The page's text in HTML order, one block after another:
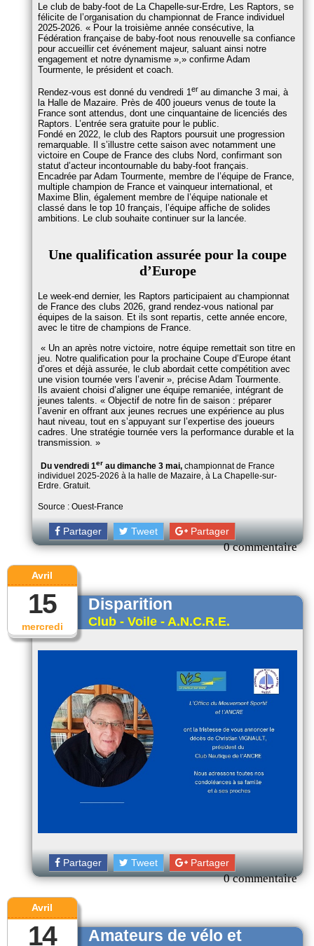
Le club de baby-foot de La Chapelle-sur-Erdre, Les Raptors, se
félicite de l’organisation du championnat de France individuel
2025-2026.
Pour la troisième année consécutive, la
Fédération française de baby-foot nous renouvelle sa confiance
pour accueillir cet événement majeur, saluant ainsi notre
engagement et notre dynamisme »,
confirme Adam
Tourmente, le président et coach.
Rendez-vous est donné du vendredi 1er au dimanche 3 mai, à
la Halle de Mazaire. Près de 400 joueurs venus de toute la
France sont attendus, dont une cinquantaine de licenciés des
Raptors. L’entrée sera gratuite pour le public.
Fondé en 2022, le club des Raptors poursuit une progression
remarquable. Il s’illustre cette saison avec notamment une
victoire en Coupe de France des clubs Nord, confirmant son
statut d’acteur incontournable du baby-foot français.
Encadrée par Adam Tourmente, membre de l’équipe de France,
multiple champion de France et vainqueur international, et
Maxime Blin, également membre de l’équipe nationale et
classé dans le top 10 français, l’équipe affiche de solides
ambitions. Le club souhaite continuer sur la lancée.
Une qualification assurée pour la coupe
d’Europe
Le week-end dernier, les Raptors participaient au championnat
de France des clubs 2026, grand rendez-vous national par
équipes de la saison. Et ils sont repartis, cette année encore,
avec le titre de champions de France.
Un an après notre victoire, notre équipe remettait son titre en
jeu. Notre qualification pour la prochaine Coupe d’Europe étant
d’ores et déjà assurée, le club abordait cette compétition avec
une vision tournée vers l’avenir
, précise Adam Tourmente.
Ils avaient choisi d’aligner une équipe remaniée, intégrant de
jeunes talents.
Objectif de notre fin de saison : préparer
l’avenir en offrant aux jeunes recrues une expérience au plus
haut niveau, tout en s’appuyant sur l’expertise des joueurs
cadres. Une stratégie tournée vers la performance durable et la
transmission.
Du vendredi 1er au dimanche 3 mai, championnat de France
individuel 2025-2026 à la halle de Mazaire, à La Chapelle-sur-
Erdre. Gratuit.
Source : Ouest-France
Partager Tweet Partager
0 commentaire
mercredi
Avril
15 Disparition
Club - Voile - A.N.C.R.E.
Partager Tweet Partager
0 commentaire
Avril
14
Amateurs de vélo et